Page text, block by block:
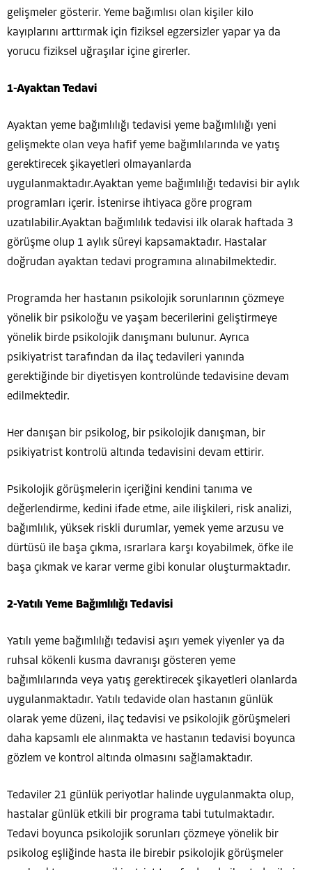
gelişmeler gösterir. Yeme bağımlısı olan kişiler kilo
kayıplarını arttırmak için fiziksel egzersizler yapar ya da
yorucu fiziksel uğraşılar içine girerler.
1-Ayaktan Tedavi
Ayaktan yeme bağımlılığı tedavisi yeme bağımlılığı yeni
gelişmekte olan veya hafif yeme bağımlılarında ve yatış
gerektirecek şikayetleri olmayanlarda
uygulanmaktadır.Ayaktan yeme bağımlılığı tedavisi bir aylık
programları içerir. İstenirse ihtiyaca göre program
uzatılabilir.Ayaktan bağımlılık tedavisi ilk olarak haftada 3
görüşme olup 1 aylık süreyi kapsamaktadır. Hastalar
doğrudan ayaktan tedavi programına alınabilmektedir.
Programda her hastanın psikolojik sorunlarının çözmeye
yönelik bir psikoloğu ve yaşam becerilerini geliştirmeye
yönelik birde psikolojik danışmanı bulunur. Ayrıca
psikiyatrist tarafından da ilaç tedavileri yanında
gerektiğinde bir diyetisyen kontrolünde tedavisine devam
edilmektedir.
Her danışan bir psikolog, bir psikolojik danışman, bir
psikiyatrist kontrolü altında tedavisini devam ettirir.
Psikolojik görüşmelerin içeriğini kendini tanıma ve
değerlendirme, kedini ifade etme, aile ilişkileri, risk analizi,
bağımlılık, yüksek riskli durumlar, yemek yeme arzusu ve
dürtüsü ile başa çıkma, ısrarlara karşı koyabilmek, öfke ile
başa çıkmak ve karar verme gibi konular oluşturmaktadır.
2-Yatılı Yeme Bağımlılığı Tedavisi
Yatılı yeme bağımlılığı tedavisi aşırı yemek yiyenler ya da
ruhsal kökenli kusma davranışı gösteren yeme
bağımlılarında veya yatış gerektirecek şikayetleri olanlarda
uygulanmaktadır. Yatılı tedavide olan hastanın günlük
olarak yeme düzeni, ilaç tedavisi ve psikolojik görüşmeleri
daha kapsamlı ele alınmakta ve hastanın tedavisi boyunca
gözlem ve kontrol altında olmasını sağlamaktadır.
Tedaviler 21 günlük periyotlar halinde uygulanmakta olup,
hastalar günlük etkili bir programa tabi tutulmaktadır.
Tedavi boyunca psikolojik sorunları çözmeye yönelik bir
psikolog eşliğinde hasta ile birebir psikolojik görüşmeler